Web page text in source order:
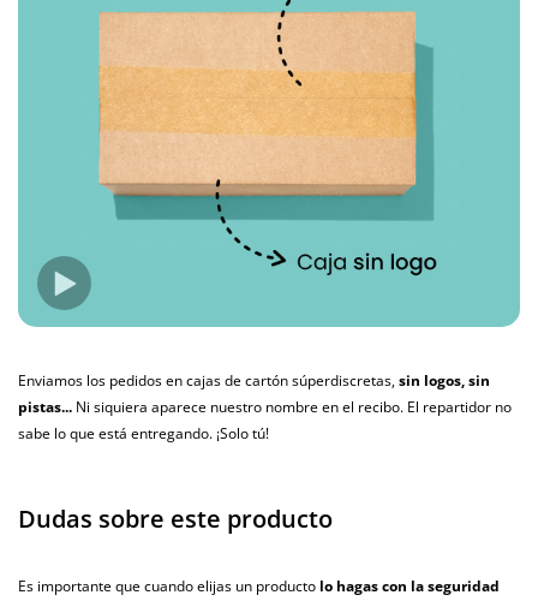
Enviamos los pedidos en cajas de cartón súperdiscretas,sin logos, sin
pistas... Ni siquiera aparece nuestro nombre en el recibo. El repartidor no
sabe lo que está entregando. ¡Solo tú!
Dudas sobre este producto
Es importante que cuando elijas un producto lo hagas con la seguridad